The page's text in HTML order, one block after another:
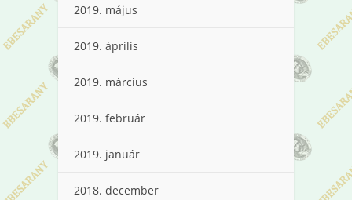
2019. május
2019. április
2019. március
2019. február
2019. január
2018. december